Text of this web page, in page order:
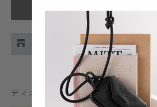
カートに追加する
お取り扱い店舗の在庫をチェック
伊勢丹新宿 メンズ館- 在庫 -X
渋谷スクランブルスクエア店 - 在庫 -
ディスクリプション